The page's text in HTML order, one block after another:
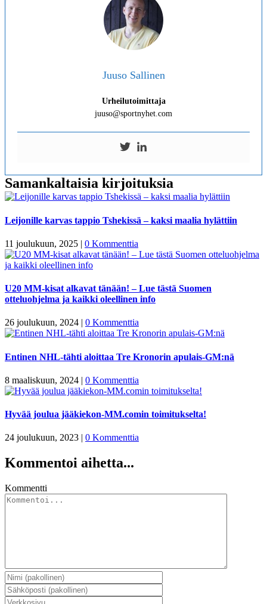
Juuso Sallinen
Urheilutoimittaja
juuso@sportnyhet.com
Samankaltaisia kirjoituksia
Leijonille karvas tappio Tshekissä – kaksi maalia hylättiin
11 joulukuun, 2025 | 0 Kommenttia
U20 MM-kisat alkavat tänään! – Lue tästä Suomen
otteluohjelma ja kaikki oleellinen info
26 joulukuun, 2024 | 0 Kommenttia
Entinen NHL-tähti aloittaa Tre Kronorin apulais-GM:nä
8 maaliskuun, 2024 | 0 Kommenttia
Hyvää joulua jääkiekon-MM.comin toimitukselta!
24 joulukuun, 2023 | 0 Kommenttia
Kommentoi aihetta...
Kommentti